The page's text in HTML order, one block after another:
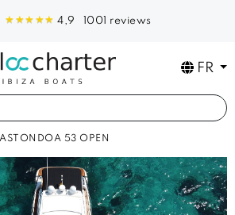
4,9 1001 reviews
FR
ASTONDOA 53 OPEN